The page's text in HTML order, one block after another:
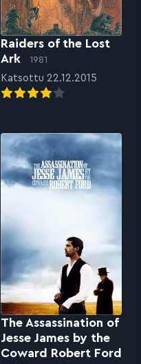
Raiders of the Lost
Ark
1981
Katsottu 22.12.2015
The Assassination of
Jesse James by the
Coward Robert Ford